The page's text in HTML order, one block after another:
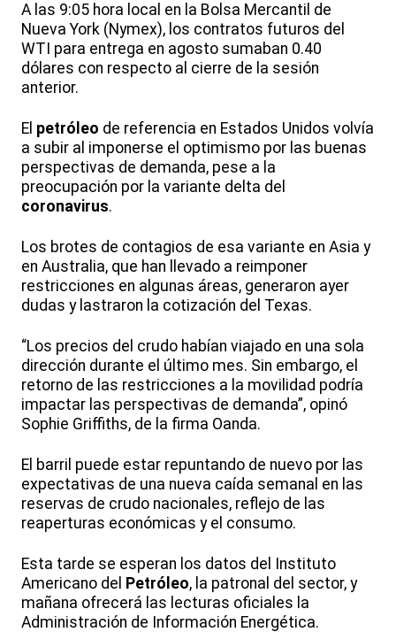
A las 9:05 hora local en la Bolsa Mercantil de
Nueva York (Nymex), los contratos futuros del
WTI para entrega en agosto sumaban 0.40
dólares con respecto al cierre de la sesión
anterior.
El petróleo de referencia en Estados Unidos volvía
a subir al imponerse el optimismo por las buenas
perspectivas de demanda, pese a la
preocupación por la variante delta del
coronavirus.
Los brotes de contagios de esa variante en Asia y
en Australia, que han llevado a reimponer
restricciones en algunas áreas, generaron ayer
dudas y lastraron la cotización del Texas.
“Los precios del crudo habían viajado en una sola
dirección durante el último mes. Sin embargo, el
retorno de las restricciones a la movilidad podría
impactar las perspectivas de demanda”, opinó
Sophie Griffiths, de la firma Oanda.
El barril puede estar repuntando de nuevo por las
expectativas de una nueva caída semanal en las
reservas de crudo nacionales, reflejo de las
reaperturas económicas y el consumo.
Esta tarde se esperan los datos del Instituto
Americano del Petróleo, la patronal del sector, y
mañana ofrecerá las lecturas oficiales la
Administración de Información Energética.